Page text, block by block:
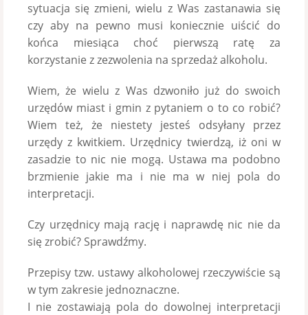
sytuacja się zmieni, wielu z Was zastanawia się
czy aby na pewno musi koniecznie uiścić do
końca miesiąca choć pierwszą ratę za
korzystanie z zezwolenia na sprzedaż alkoholu.
Wiem, że wielu z Was dzwoniło już do swoich
urzędów miast i gmin z pytaniem o to co robić?
Wiem też, że niestety jesteś odsyłany przez
urzędy z kwitkiem. Urzędnicy twierdzą, iż oni w
zasadzie to nic nie mogą. Ustawa ma podobno
brzmienie jakie ma i nie ma w niej pola do
interpretacji.
Czy urzędnicy mają rację i naprawdę nic nie da
się zrobić? Sprawdźmy.
Przepisy tzw. ustawy alkoholowej rzeczywiście są
w tym zakresie jednoznaczne.
I nie zostawiają pola do dowolnej interpretacji